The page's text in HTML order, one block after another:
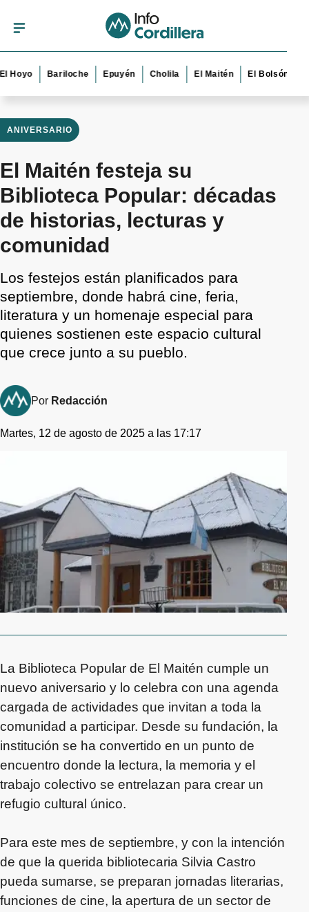
Bariloche Epuyén Cholila El Maitén El Bolsón
ANIVERSARIO
El Maitén festeja su
Biblioteca Popular: décadas
de historias, lecturas y
comunidad
Los festejos están planificados para
septiembre, donde habrá cine, feria,
literatura y un homenaje especial para
quienes sostienen este espacio cultural
que crece junto a su pueblo.
Por Redacción
Martes, 12 de agosto de 2025 a las 17:17
La Biblioteca Popular de El Maitén cumple un
nuevo aniversario y lo celebra con una agenda
cargada de actividades que invitan a toda la
comunidad a participar. Desde su fundación, la
institución se ha convertido en un punto de
encuentro donde la lectura, la memoria y el
trabajo colectivo se entrelazan para crear un
refugio cultural único.
Para este mes de septiembre, y con la intención
de que la querida bibliotecaria Silvia Castro
pueda sumarse, se preparan jornadas literarias,
funciones de cine, la apertura de un sector de